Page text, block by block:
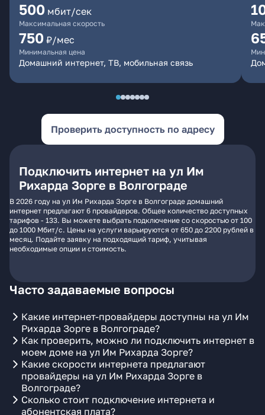
500 мбит/сек
Максимальная скорость
750 ₽/мес
Минимальная цена
Домашний интернет, ТВ, мобильная связь
Проверить доступность по адресу
Подключить интернет на ул Им
Рихарда Зорге в Волгограде
В 2026 году на ул Им Рихарда Зорге в Волгограде домашний
интернет предлагают 6 провайдеров. Общее количество доступных
тарифов - 133. Вы можете выбрать подключение со скоростью от 100
до 1000 Мбит/с. Цены на услуги варьируются от 650 до 2200 рублей в
месяц. Подайте заявку на подходящий тариф, учитывая
необходимые опции и стоимость.
Часто задаваемые вопросы
Какие интернет-провайдеры доступны на ул Им
Рихарда Зорге в Волгограде?
Как проверить, можно ли подключить интернет в
моем доме на ул Им Рихарда Зорге?
Какие скорости интернета предлагают
провайдеры на ул Им Рихарда Зорге в
Волгограде?
Сколько стоит подключение интернета и
абонентская плата?